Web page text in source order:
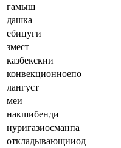
гамыш
дашка
ебицуги
змест
казбекскии
конвекционноепо
лангуст
меи
накшибенди
нуригазиосманпа
откладывающииод